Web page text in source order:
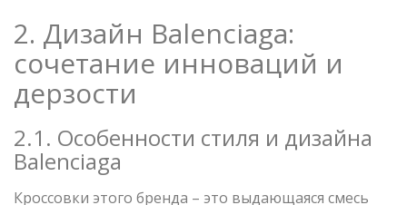
2. Дизайн Balenciaga:
сочетание инноваций и
дерзости
2.1. Особенности стиля и дизайна
Balenciaga
Кроссовки этого бренда – это выдающаяся смесь